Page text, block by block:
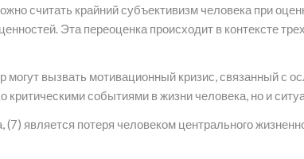
считать крайний субъективизм человека при
Эта переоценка происходит в контексте
вызвать мотивационный кризис, связанный с
событиями в жизни человека, но и
является потеря человеком центрального